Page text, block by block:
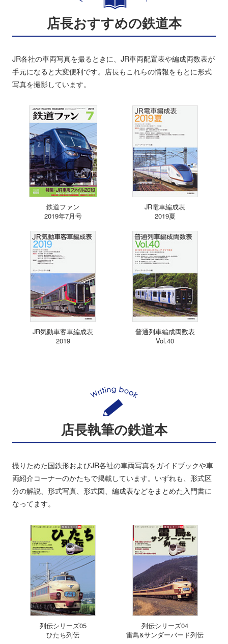
店長おすすめの鉄道本
JR各社の車両写真を撮るときに、JR車両配置表や編成両数表が
手元になると大変便利です。店長もこれらの情報をもとに形式
写真を撮影しています。
鉄道ファン
2019年7月号
JR電車編成表
2019夏
JR気動車客車編成表
2019
普通列車編成両数表
Vol.40
店長執筆の鉄道本
撮りためた国鉄形およびJR各社の車両写真をガイドブックや車
両紹介コーナーのかたちで掲載しています。いずれも、形式区
分の解説、形式写真、形式図、編成表などをまとめた入門書に
なってます。
列伝シリーズ05
ひたち列伝
列伝シリーズ04
雷鳥&サンダーバード列伝